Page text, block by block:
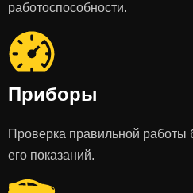
работоспособности.
Приборы
Проверка правильной работы
его показаний.